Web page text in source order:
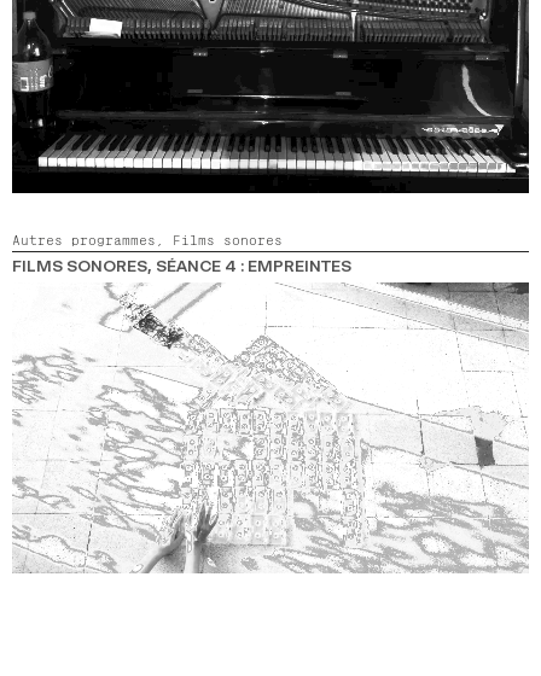
Autres programmes, Films sonores
FILMS SONORES, SÉANCE 4 : EMPREINTES